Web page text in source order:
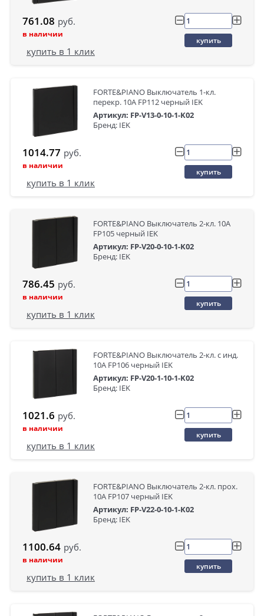
761.08 руб.
в наличии
купить
купить в 1 клик
FORTE&PIANO Выключатель 1-кл.
перекр. 10А FP112 черный IEK
Артикул: FP-V13-0-10-1-K02
Бренд: IEK
1014.77 руб.
в наличии
купить
купить в 1 клик
FORTE&PIANO Выключатель 2-кл. 10А
FP105 черный IEK
Артикул: FP-V20-0-10-1-K02
Бренд: IEK
786.45 руб.
в наличии
купить
купить в 1 клик
FORTE&PIANO Выключатель 2-кл. с инд.
10А FP106 черный IEK
Артикул: FP-V20-1-10-1-K02
Бренд: IEK
1021.6 руб.
в наличии
купить
купить в 1 клик
FORTE&PIANO Выключатель 2-кл. прох.
10А FP107 черный IEK
Артикул: FP-V22-0-10-1-K02
Бренд: IEK
1100.64 руб.
в наличии
купить
купить в 1 клик